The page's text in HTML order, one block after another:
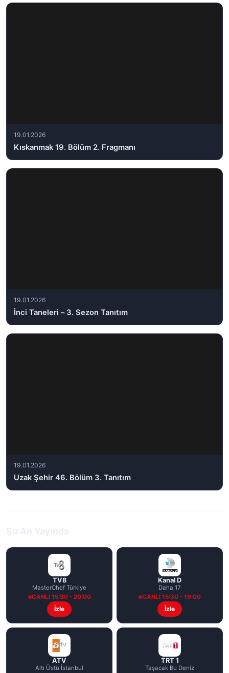
19.01.2026
Kıskanmak 19. Bölüm 2. Fragmanı
19.01.2026
İnci Taneleri – 3. Sezon Tanıtım
19.01.2026
Uzak Şehir 46. Bölüm 3. Tanıtım
TV8
MasterChef Türkiye
CANLI 15:30 - 20:00
İzle
Kanal D
Daha 17
CANLI 15:30 - 19:00
İzle
ATV
Altı Üstü İstanbul
TRT 1
Taşacak Bu Deniz